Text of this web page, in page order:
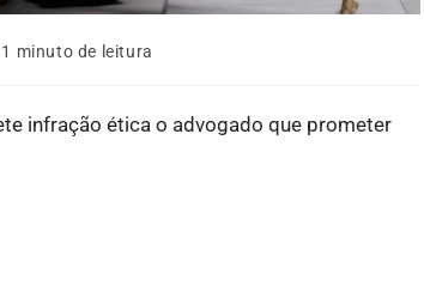
1 minuto de leitura
infração ética o advogado que prometer